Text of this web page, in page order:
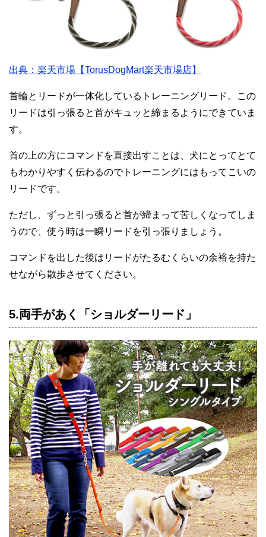
出典：楽天市場【TorusDogMart楽天市場店】
首輪とリードが一体化しているトレーニングリード。この
リードは引っ張ると首がキュッと締まるようにできていま
す。
首の上の方にコマンドを直接出すことは、犬にとってとて
もわかりやすく伝わるのでトレーニングにはもってこいの
リードです。
ただし、ずっと引っ張ると首が締まって苦しくなってしま
うので、使う時は一瞬リードを引っ張りましょう。
コマンドを出した後はリードがたるむくらいの余裕を持た
せながら散歩させてください。
5.両手があく「ショルダーリード」